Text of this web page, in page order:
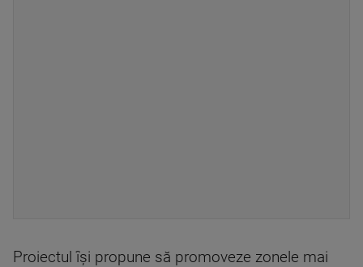
Proiectul își propune să promoveze zonele mai